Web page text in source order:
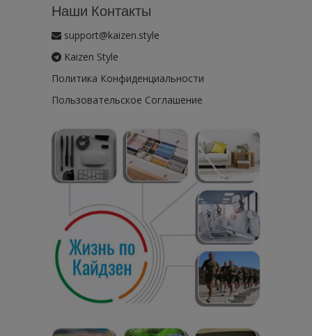
Наши Контакты
support@kaizen.style
Kaizen Style
Политика Конфиденциальности
Пользовательское Соглашение